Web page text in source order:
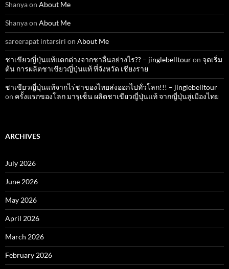
Shanyaon About Me
Shanyaon About Me
sareerapat intarsiri on About Me
ชาเขียวญี่ปุ่นแท้แตกต่างจากชาอื่นอย่างไร?? – jinglebelltouron จุดเริ่ม
ต้น การผลิตชาเขียวญี่ปุ่นแท้ ที่จังหวัด เชียงราย
ชาเขียวญี่ปุ่นแท้จากไร่ชาของไทยส่งออกไปทั่วโลก!!! – jinglebelltour
on ครั้งแรกของโลก มารุเซ็น ผลิตชาเขียวญี่ปุ่นแท้ จากญี่ปุ่นสู่เมืองไทย
ARCHIVES
July 2026
June 2026
May 2026
April 2026
March 2026
February 2026